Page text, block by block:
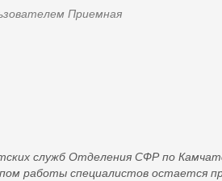
Приемная
служб Отделения СФРпо
работы специалистов остается